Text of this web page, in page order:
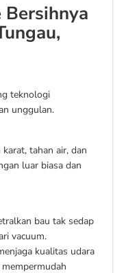
teknologi
unggulan.
tahan air, dan
luar biasa dan
bau tak sedap
vacuum.
kualitas udara